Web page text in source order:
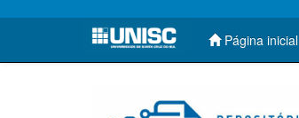
Skip
Página inicial